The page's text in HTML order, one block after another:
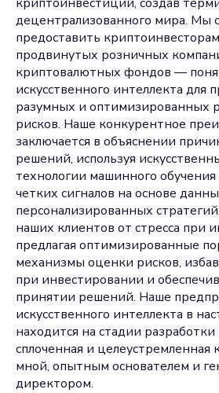
децентрализованного мира. Мы
предоставить
продвинутых розничных
криптовалютных фондов —
искусственного интеллекта для
разумных и оптимизированных
рисков. Наше конкурентное
заключается в объяснении
решений, используя
технологии машинного обучения
четких сигналов на основе
персонализированных
наших клиентов от стресса при
предлагая оптимизированные
механизмы оценки рисков,
при инвестировании и
принятии решений. Наше
искусственного интеллекта в
находится на стадии разработки
сплоченная и целеустремленная
мной, опытным основателем и
директором.